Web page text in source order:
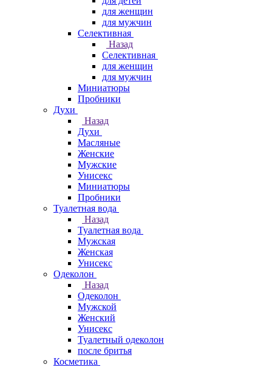
для женщин
для мужчин
Селективная
Назад
Селективная
для женщин
для мужчин
Миниатюры
Пробники
Духи
Назад
Духи
Масляные
Женские
Мужские
Унисекс
Миниатюры
Пробники
Туалетная вода
Назад
Туалетная вода
Мужская
Женская
Унисекс
Одеколон
Назад
Одеколон
Мужской
Женский
Унисекс
Туалетный одеколон
после бритья
Косметика